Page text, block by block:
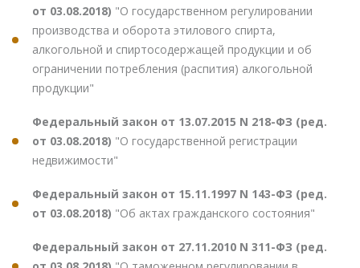
от 03.08.2018) "О государственном регулировании
производства и оборота этилового спирта,
алкогольной и спиртосодержащей продукции и об
ограничении потребления (распития) алкогольной
продукции"
Федеральный закон от 13.07.2015 N 218-ФЗ (ред.
от 03.08.2018) "О государственной регистрации
недвижимости"
Федеральный закон от 15.11.1997 N 143-ФЗ (ред.
от 03.08.2018) "Об актах гражданского состояния"
Федеральный закон от 27.11.2010 N 311-ФЗ (ред.